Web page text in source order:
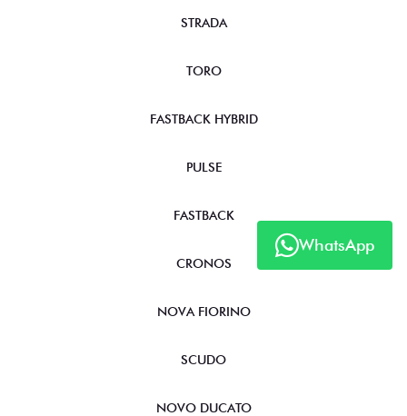
WhatsApp
STRADA
TORO
FASTBACK HYBRID
PULSE
FASTBACK
CRONOS
NOVA FIORINO
SCUDO
NOVO DUCATO